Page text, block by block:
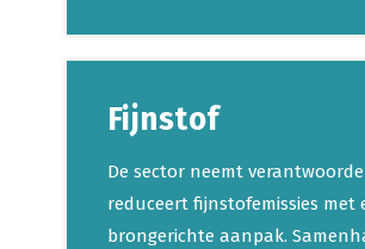
Fijnstof
De sector neemt
reduceert fijnstofemissies met
brongerichte aanpak.